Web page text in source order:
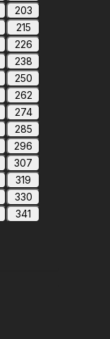
203
215
226
238
250
262
274
285
296
307
319
330
341